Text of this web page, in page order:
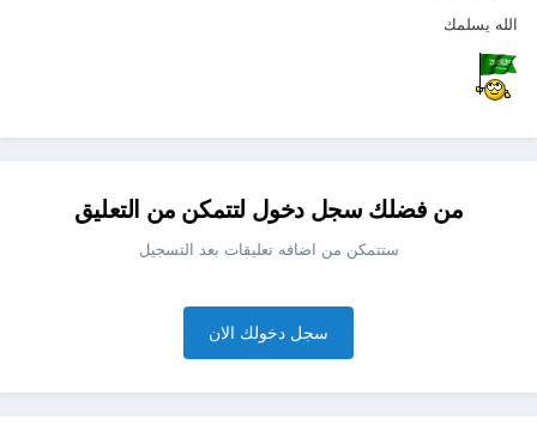
الله يسلمك
من فضلك سجل دخول لتتمكن من التعليق
ستتمكن من اضافه تعليقات بعد التسجيل
سجل دخولك الان